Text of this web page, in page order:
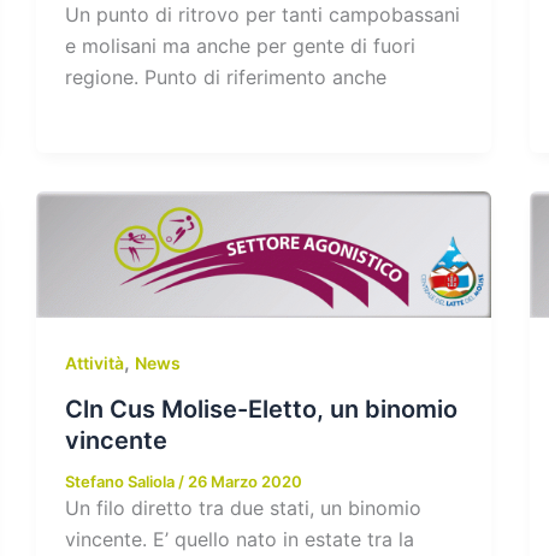
Un punto di ritrovo per tanti campobassani
e molisani ma anche per gente di fuori
regione. Punto di riferimento anche
Attività, News
Cln Cus Molise-Eletto, un binomio
vincente
Stefano Saliola / 26 Marzo 2020
Un filo diretto tra due stati, un binomio
vincente. E’ quello nato in estate tra la